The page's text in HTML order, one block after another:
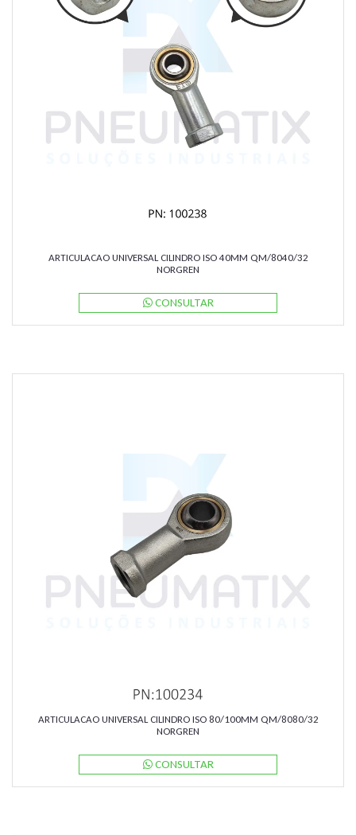
ARTICULACAO UNIVERSAL CILINDRO ISO 40MM QM/8040/32
NORGREN
CONSULTAR
ARTICULACAO UNIVERSAL CILINDRO ISO 80/100MM QM/8080/32
NORGREN
CONSULTAR